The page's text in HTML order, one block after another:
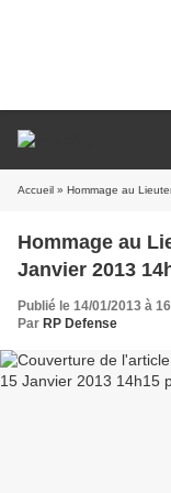
Accueil » Hommage au
Hommage au
Janvier 2013
Publié le 14/01/2013 à
Par RP Defense